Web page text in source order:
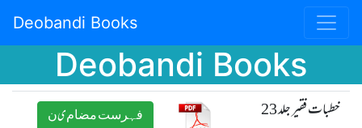
Deobandi Books
Deobandi Books
خطبات فقیر جلد 23 ﻓﮩﺮﺳﺖ ﻣﻀﺎﻡیﻥ